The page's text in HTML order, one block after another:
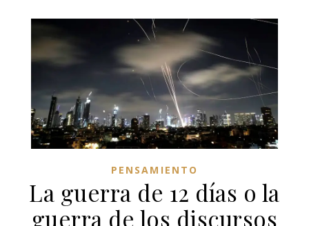
PENSAMIENTO
La guerra de 12 días o la
guerra de los discursos